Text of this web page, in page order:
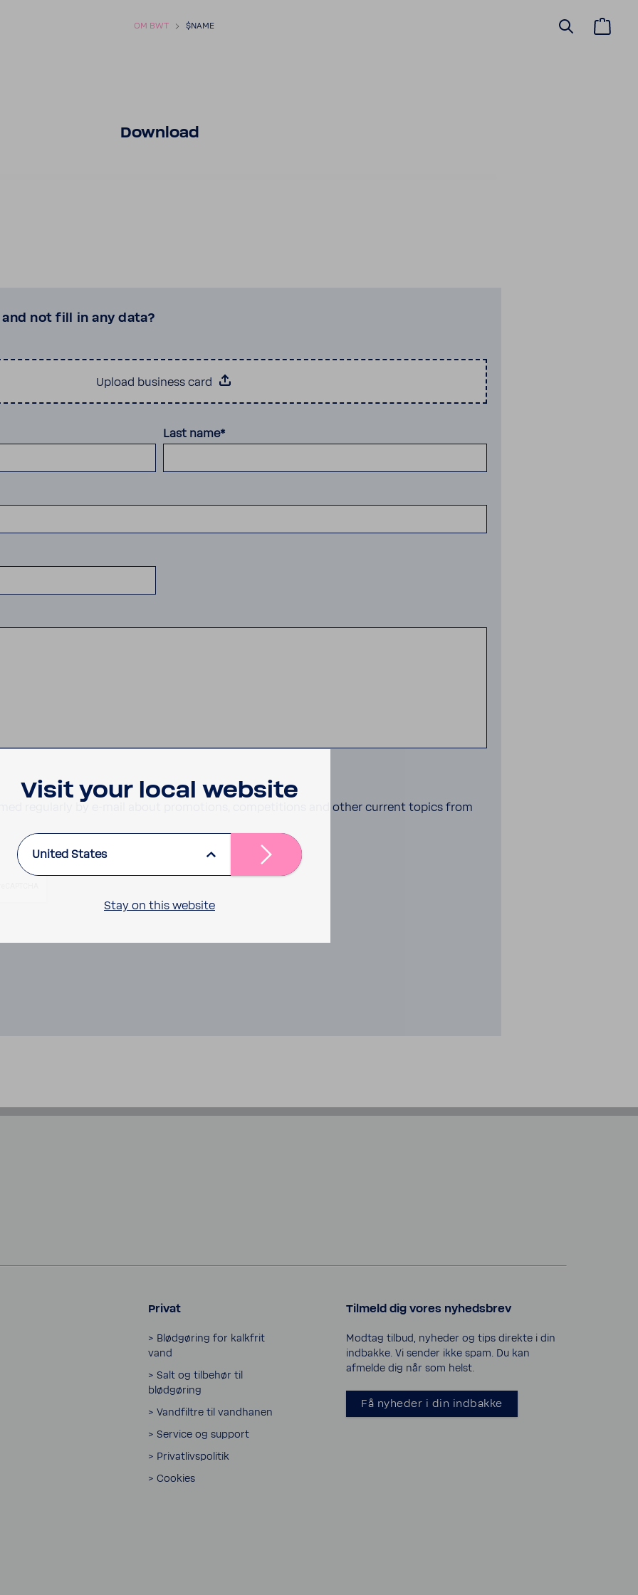
OM BWT $NAME
Down­load
not fill in any data?
Upload business card
Last name*
regularly by e-mail about promotions, competitions and other current topics from
Privat
> Blødgøring for kalk­frit
vand
> Salt og tilbehør til
blødgøring
> Vand­filtre til vand­hanen
> Service og support
> Privatlivspolitik
> Cookies
Tilmeld dig vores nyheds­brev
Modtag tilbud, nyheder og tips direkte i din
indbakke. Vi sender ikke spam. Du kan
afmelde dig når som helst.
Få nyheder i din indbakke
Visit your local website
United States
Stay on this website